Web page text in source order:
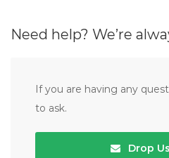
Need help? We’re
If you are having any
to ask.
Drop